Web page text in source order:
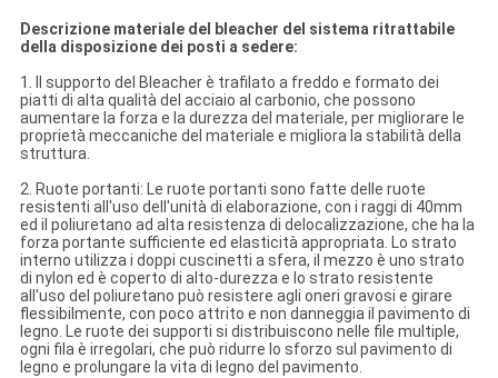
Descrizione materiale del bleacher del sistema ritrattabile
della disposizione dei posti a sedere:
1. Il supporto del Bleacher è trafilato a freddo e formato dei
piatti di alta qualità del acciaio al carbonio, che possono
aumentare la forza e la durezza del materiale, per migliorare le
proprietà meccaniche del materiale e migliora la stabilità della
struttura.
2. Ruote portanti: Le ruote portanti sono fatte delle ruote
resistenti all'uso dell'unità di elaborazione, con i raggi di 40mm
ed il poliuretano ad alta resistenza di delocalizzazione, che ha la
forza portante sufficiente ed elasticità appropriata. Lo strato
interno utilizza i doppi cuscinetti a sfera, il mezzo è uno strato
di nylon ed è coperto di alto-durezza e lo strato resistente
all'uso del poliuretano può resistere agli oneri gravosi e girare
flessibilmente, con poco attrito e non danneggia il pavimento di
legno. Le ruote dei supporti si distribuiscono nelle file multiple,
ogni fila è irregolari, che può ridurre lo sforzo sul pavimento di
legno e prolungare la vita di legno del pavimento.